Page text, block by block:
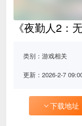
《夜勤人2：
类别：游戏相关
更新：2026-2-7
下载地址